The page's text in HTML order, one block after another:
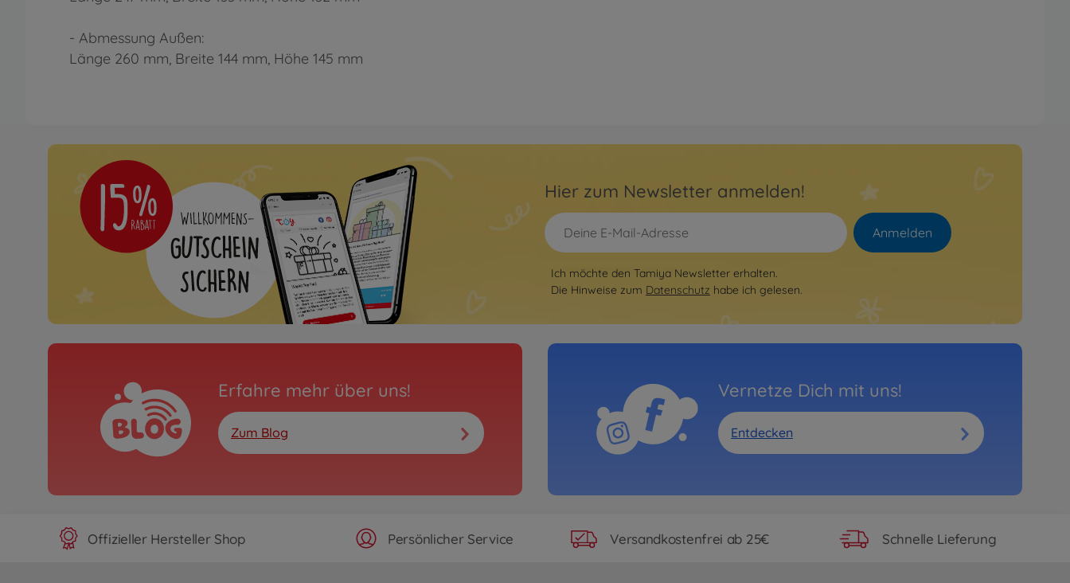
- Abmessung Außen:
Länge 260 mm, Breite 144 mm, Höhe 145 mm
Hier zum Newsletter anmelden!
Anmelden
Ich möchte den Tamiya Newsletter erhalten.
Die Hinweise zum Datenschutz habe ich gelesen.
Erfahre mehr über uns!
Zum Blog
Vernetze Dich mit uns!
Entdecken
Offizieller Hersteller Shop Persönlicher Service Versandkostenfrei ab 25€ Schnelle Lieferung